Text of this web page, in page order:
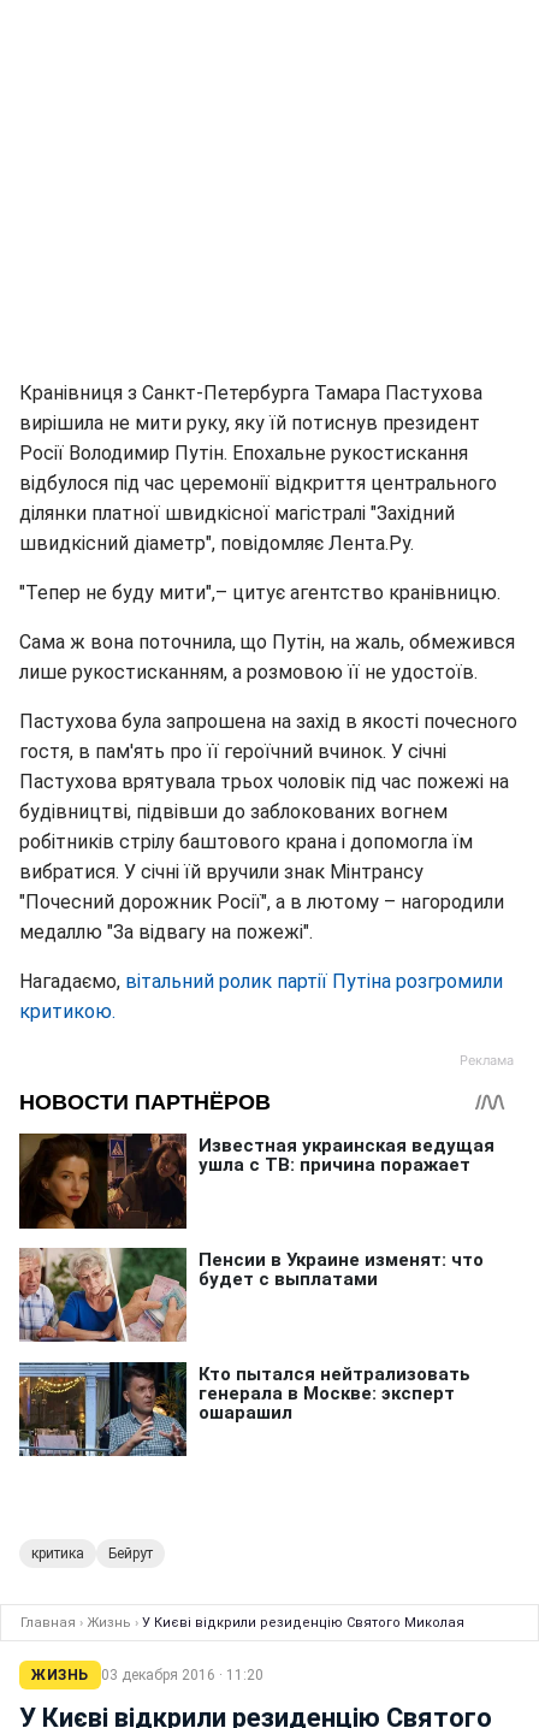
Кранівниця з Санкт-Петербурга Тамара Пастухова
вирішила не мити руку, яку їй потиснув президент
Росії Володимир Путін. Епохальне рукостискання
відбулося під час церемонії відкриття центрального
ділянки платної швидкісної магістралі "Західний
швидкісний діаметр", повідомляє Лента.Ру.
"Тепер не буду мити",– цитує агентство кранівницю.
Сама ж вона поточнила, що Путін, на жаль, обмежився
лише рукостисканням, а розмовою її не удостоїв.
Пастухова була запрошена на захід в якості почесного
гостя, в пам'ять про її героїчний вчинок. У січні
Пастухова врятувала трьох чоловік під час пожежі на
будівництві, підвівши до заблокованих вогнем
робітників стрілу баштового крана і допомогла їм
вибратися. У січні їй вручили знак Мінтрансу
"Почесний дорожник Росії", а в лютому – нагородили
медаллю "За відвагу на пожежі".
Нагадаємо, вітальний ролик партії Путіна розгромили
критикою.
критика Бейрут
Главная › Жизнь › У Києві відкрили резиденцію Святого Миколая
ЖИЗНЬ 03 декабря 2016 · 11:20
У Києві відкрили резиденцію Святого